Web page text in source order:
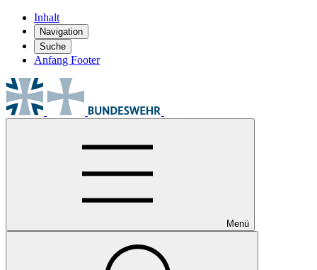
Inhalt
Navigation
Suche
Anfang Footer
Menü